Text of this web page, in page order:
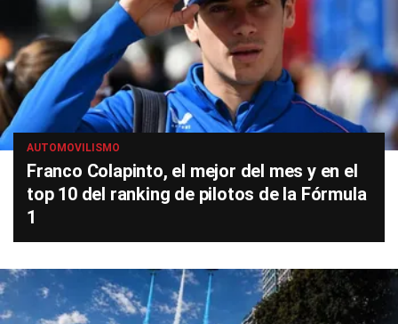
AUTOMOVILISMO
Franco Colapinto, el mejor del mes y en el
top 10 del ranking de pilotos de la Fórmula
1